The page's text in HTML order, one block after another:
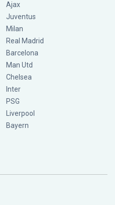
Ajax
Juventus
Milan
Real Madrid
Barcelona
Man Utd
Chelsea
Inter
PSG
Liverpool
Bayern